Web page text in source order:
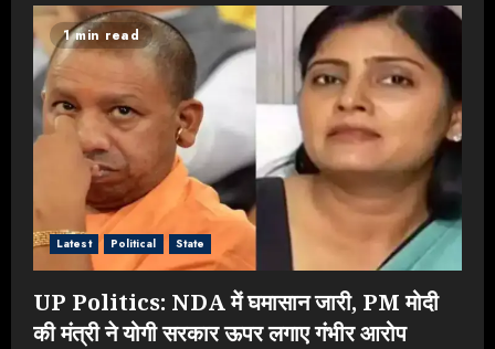
1 min read
Latest Political State
UP Politics: NDA में घमासान जारी, PM मोदी
की मंत्री ने योगी सरकार ऊपर लगाए गंभीर आरोप